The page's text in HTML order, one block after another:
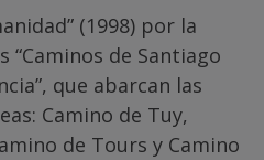
(1998) por la
“Caminos de Santiago
que abarcan las
Camino de Tuy,
de Tours y Camino